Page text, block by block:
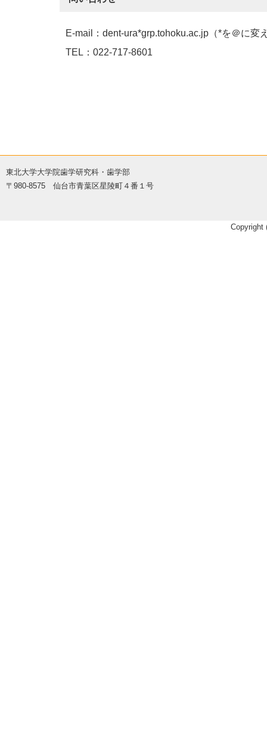
E-mail：dent-ura*grp.tohoku.ac.jp（*を＠に変
TEL：022-717-8601
東北大学大学院歯学研究科・歯学部
〒980-8575 仙台市青葉区星陵町４番１号
Copyright